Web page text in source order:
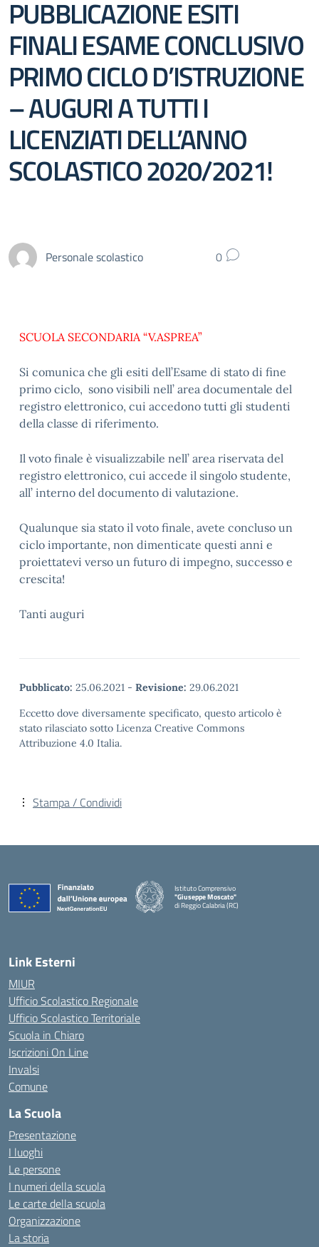
PUBBLICAZIONE ESITI
FINALI ESAME CONCLUSIVO
PRIMO CICLO D’ISTRUZIONE
– AUGURI A TUTTI I
LICENZIATI DELL’ANNO
SCOLASTICO 2020/2021!
Personale scolastico 0
SCUOLA SECONDARIA “V.ASPREA”
Si comunica che gli esiti dell’Esame di stato di fine
primo ciclo, sono visibili nell’ area documentale del
registro elettronico, cui accedono tutti gli studenti
della classe di riferimento.
Il voto finale è visualizzabile nell’ area riservata del
registro elettronico, cui accede il singolo studente,
all’ interno del documento di valutazione.
Qualunque sia stato il voto finale, avete concluso un
ciclo importante, non dimenticate questi anni e
proiettatevi verso un futuro di impegno, successo e
crescita!
Tanti auguri
Pubblicato: 25.06.2021 - Revisione: 29.06.2021
Eccetto dove diversamente specificato, questo articolo è
stato rilasciato sotto Licenza Creative Commons
Attribuzione 4.0 Italia.
Stampa / Condividi
Istituto Comprensivo
"Giuseppe Moscato"
di Reggio Calabria (RC)
— Visita la pagina iniziale della scuola
Link Esterni
MIUR
Ufficio Scolastico Regionale
Ufficio Scolastico Territoriale
Scuola in Chiaro
Iscrizioni On Line
Invalsi
Comune
La Scuola
Presentazione
I luoghi
Le persone
I numeri della scuola
Le carte della scuola
Organizzazione
La storia